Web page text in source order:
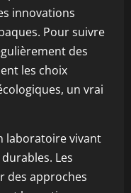
innovations
Pour suivre
des
les choix
un vrai
laboratoire vivant
Les
des approches